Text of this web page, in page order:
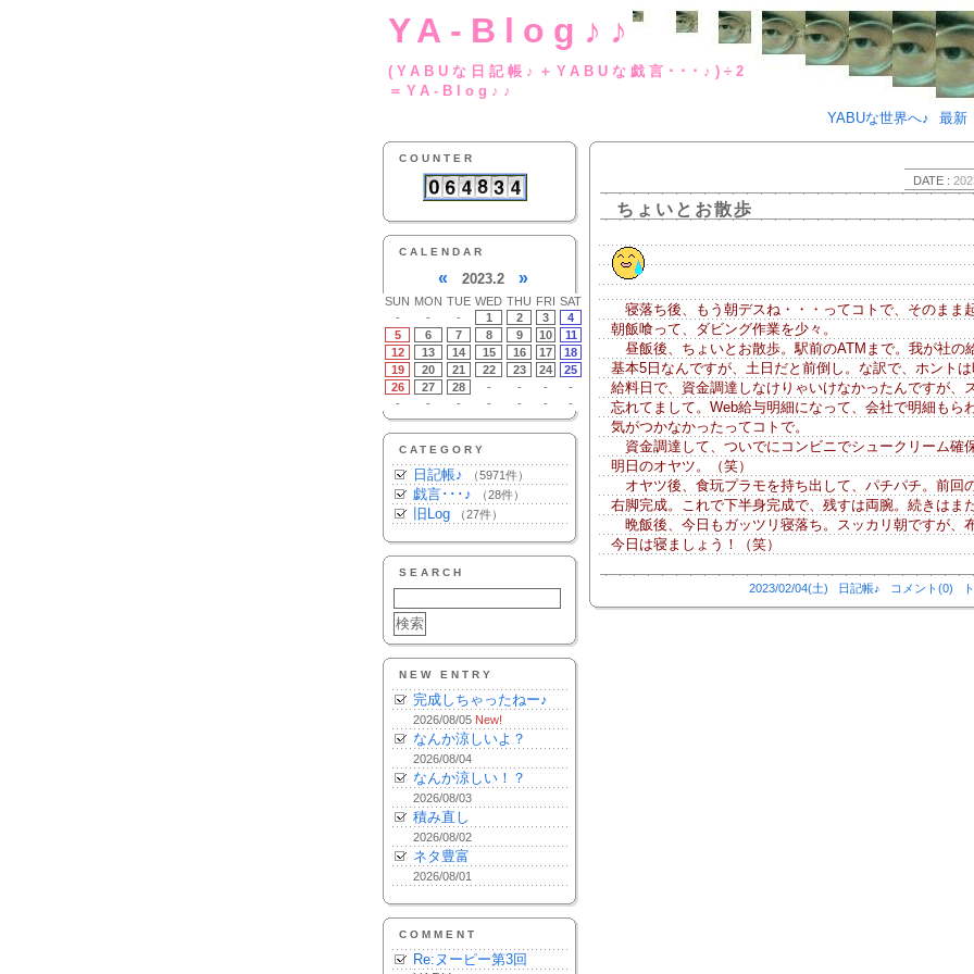
YA-Blog♪♪
(YABUな日記帳♪＋YABUな戯言･･
＝YA-Blog♪♪
YABUな世界へ♪
最新
COUNTER
CALENDAR
« 2023.2 »
SUN MON TUE WED THU FRI SAT
-
- - 1 2 3
4
5
6 7 8 9 10
11
12
13 14 15 16 17
18
19
20 21 22 23 24
25
26
27 28 - - -
-
-
- - - - - -
CATEGORY
日記帳♪ （5971件）
戯言･･･♪ （28件）
旧Log （27件）
SEARCH
NEW ENTRY
完成しちゃったねー♪
2026/08/05 New!
なんか涼しいよ？
2026/08/04
なんか涼しい！？
2026/08/03
積み直し
2026/08/02
ネタ豊富
2026/08/01
COMMENT
Re:ヌーピー第3回
DATE :
ちょいとお散歩
寝落ち後、もう朝デスね・・・ってコトで、そのまま起
朝飯喰って、ダビング作業を少々。
昼飯後、ちょいとお散歩。駅前のATMまで。我が社の
基本5日なんですが、土日だと前倒し。な訳で、ホント
給料日で、資金調達しなけりゃいけなかったんですが、
忘れてまして。Web給与明細になって、会社で明細もら
気がつかなかったってコトで。
資金調達して、ついでにコンビニでシュークリーム確保
明日のオヤツ。（笑）
オヤツ後、食玩プラモを持ち出して、パチパチ。前回
右脚完成。これで下半身完成で、残すは両腕。続きはまた
晩飯後、今日もガッツリ寝落ち。スッカリ朝ですが、布
今日は寝ましょう！（笑）
2023/02/04(土) 日記帳♪ コメント(0)